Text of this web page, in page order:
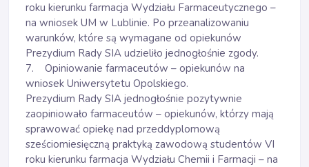
roku kierunku farmacja Wydziału Farmaceutycznego –
na wniosek UM w Lublinie. Po przeanalizowaniu
warunków, które są wymagane od opiekunów
Prezydium Rady SIA udzieliło jednogłośnie zgody.
7. Opiniowanie farmaceutów – opiekunów na
wniosek Uniwersytetu Opolskiego.
Prezydium Rady SIA jednogłośnie pozytywnie
zaopiniowało farmaceutów – opiekunów, którzy mają
sprawować opiekę nad przeddyplomową
sześciomiesięczną praktyką zawodową studentów VI
roku kierunku farmacja Wydziału Chemii i Farmacji – na